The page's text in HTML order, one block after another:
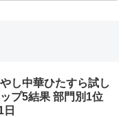
し中華ひたすら試し
プ5結果 部門別1位